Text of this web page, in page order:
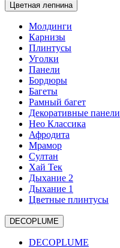
Цветная лепнина
Молдинги
Карнизы
Плинтусы
Уголки
Панели
Бордюры
Багеты
Рамный багет
Декоративные панели
Нео Классика
Афродита
Мрамор
Султан
Хай Тек
Дыхание 2
Дыхание 1
Цветные плинтусы
DECOPLUME
DECOPLUME